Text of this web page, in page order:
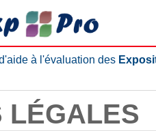
à l'évaluation des
LÉGALES